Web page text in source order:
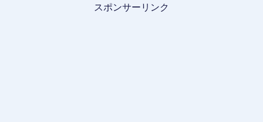
スポンサーリンク